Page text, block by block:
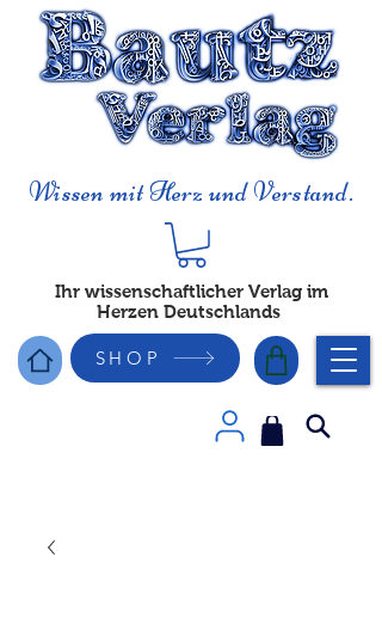
Wissen mit Herz und Verstand.
Ihr wissenschaftlicher Verlag im
Herzen Deutschlands
SHOP